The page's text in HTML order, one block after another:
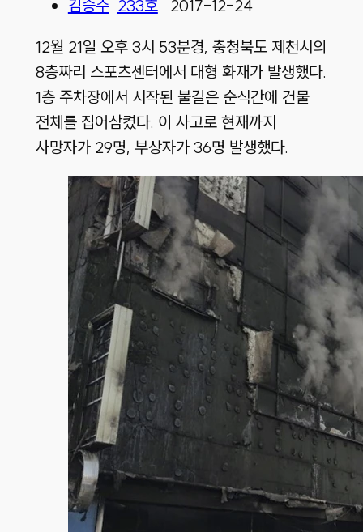
김승주 233호2017-12-24
12월 21일 오후 3시 53분경, 충청북도 제천시의
8층짜리 스포츠센터에서 대형 화재가 발생했다.
1층 주차장에서 시작된 불길은 순식간에 건물
전체를 집어삼켰다. 이 사고로 현재까지
사망자가 29명, 부상자가 36명 발생했다.